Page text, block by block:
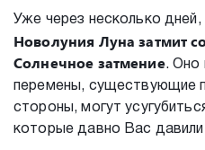
Уже через несколько дней,
Новолуния Луна затмит
Солнечное затмение. Оно
перемены, существующие
стороны, могут
которые давно Вас